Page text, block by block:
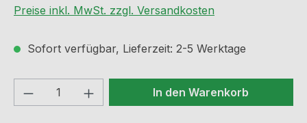
Preise inkl. MwSt. zzgl. Versandkosten
Sofort verfügbar, Lieferzeit: 2-5 Werktage
Produkt Anzahl: Gib denIn den Warenkorb